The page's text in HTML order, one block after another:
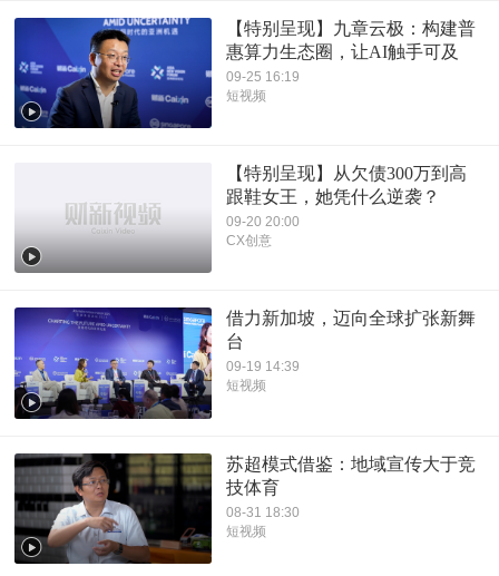
【特别呈现】九章云极：构建普
惠算力生态圈，让AI触手可及
09-25 16:19
短视频
【特别呈现】从欠债300万到高
跟鞋女王，她凭什么逆袭？
09-20 20:00
CX创意
借力新加坡，迈向全球扩张新舞
台
09-19 14:39
短视频
苏超模式借鉴：地域宣传大于竞
技体育
08-31 18:30
短视频